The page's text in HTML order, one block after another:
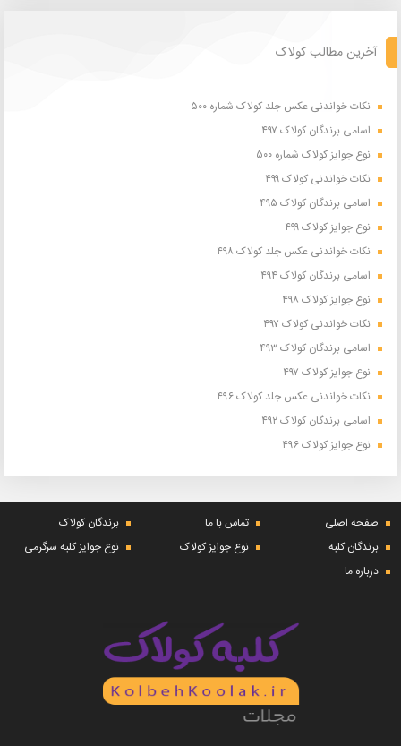
آخرین مطالب کولاک
نکات خواندنی عکس جلد کولاک شماره ۵۰۰
اسامی برندگان کولاک ۴۹۷
نوع جوایز کولاک شماره ۵۰۰
نکات خواندنی کولاک ۴۹۹
اسامی برندگان کولاک ۴۹۵
نوع جوایز کولاک ۴۹۹
نکات خواندنی عکس جلد کولاک ۴۹۸
اسامی برندگان کولاک ۴۹۴
نوع جوایز کولاک ۴۹۸
نکات خواندنی کولاک ۴۹۷
اسامی برندگان کولاک ۴۹۳
نوع جوایز کولاک ۴۹۷
نکات خواندنی عکس جلد کولاک ۴۹۶
اسامی برندگان کولاک ۴۹۲
نوع جوایز کولاک ۴۹۶
صفحه اصلی تماس با ما
برندگان کولاک
برندگان کلبه
نوع جوایز کولاک
نوع جوایز کلبه سرگرمی
درباره ما